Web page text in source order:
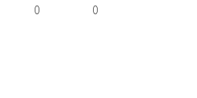
0 0